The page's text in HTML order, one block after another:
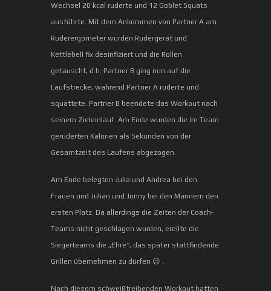
Wechsel 20 kcal ruderte und 12 Goblet Squats
ausführte. Mit dem Ankommen von Partner A am
Ruderergometer wurden Rudergerät und
Kettlebell fix desinfiziert und die Rollen
getauscht, d.h. Partner B ging nun auf die
Laufstrecke, während Partner A ruderte und
squattete. Partner B beendete das Workout nach
seinem Zieleinlauf. Am Ende wurden die im Team
geruderten Kalorien als Sekunden von der
Gesamtzeit des Laufens abgezogen.
Am Ende belegten Julia und Andrea bei den
Frauen und Julian und Jonny bei den Männern den
ersten Platz. Da allerdings die Zeiten der Coach-
Teams nicht geschlagen wurden, ereilte die
Siegerteams die „Ehre“, das später stattfindende
Grillen übernehmen zu dürfen 😉 .
Nach diesem schweißtreibenden Workout hatten